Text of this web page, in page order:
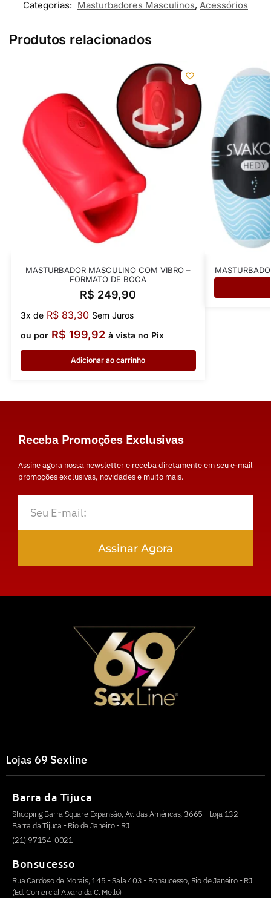
Categorias: Masturbadores Masculinos, Acessórios
Produtos relacionados
MASTURBADOR MASCULINO COM VIBRO –
FORMATO DE BOCA
R$ 249,90
3x de R$83,30 Sem Juros
ou por R$ 199,92 à vista no Pix
Adicionar ao carrinho
Receba Promoções Exclusivas
Assine agora nossa newsletter e receba diretamente em seu e-mail
promoções exclusivas, novidades e muito mais.
Assinar Agora
Lojas 69 Sexline
Barra da Tijuca
Shopping Barra Square Expansão, Av. das Américas, 3665 - Loja 132 -
Barra da Tijuca - Rio de Janeiro - RJ
(21) 97154-0021
Bonsucesso
Rua Cardoso de Morais, 145 - Sala 403 - Bonsucesso, Rio de Janeiro - RJ
(Ed. Comercial Alvaro da C. Mello)